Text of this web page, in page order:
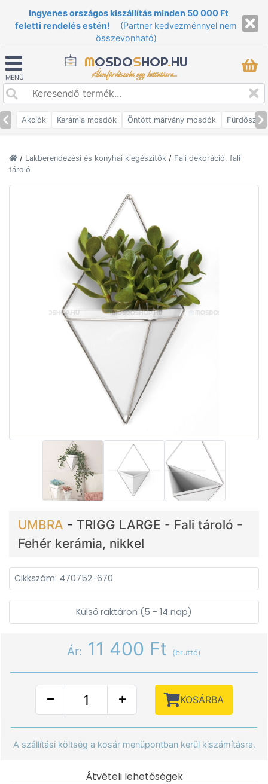
Ingyenes országos kiszállítás minden 50 000 Ft
feletti rendelés estén!
(Partner kedvezménnyel nem
összevonható)
MENÜ
MOSDOSHOP.HU
Álomfürdőszoba egy kattintásra...
Akciók Kerámia mosdók Öntött márvány mosdók
/ Lakberendezési és konyhai kiegészítők / Fali dekoráció, fali
tároló
UMBRA - TRIGG LARGE - Fali tároló -
Fehér kerámia, nikkel
Cikkszám: 470752-670
Külső raktáron (5 - 14 nap)
Ár: 11 400 Ft (bruttó)
KOSÁRBA
A szállítási költség a kosár menüpontban kerül kiszámításra.
Átvételi lehetőségek